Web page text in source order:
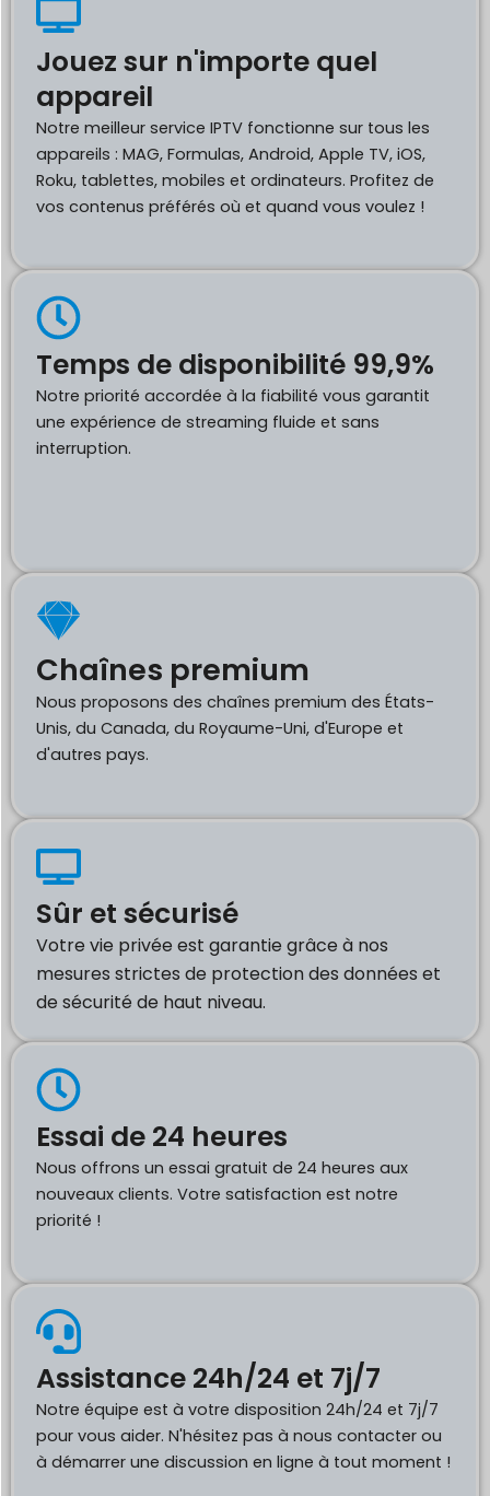
Jouez sur n'importe quel
appareil
Notre meilleur service IPTV fonctionne sur tous les
appareils : MAG, Formulas, Android, Apple TV, iOS,
Roku, tablettes, mobiles et ordinateurs. Profitez de
vos contenus préférés où et quand vous voulez !
Temps de disponibilité 99,9%
Notre priorité accordée à la fiabilité vous garantit
une expérience de streaming fluide et sans
interruption.
Chaînes premium
Nous proposons des chaînes premium des États-
Unis, du Canada, du Royaume-Uni, d'Europe et
d'autres pays.
Sûr et sécurisé
Votre vie privée est garantie grâce à nos
mesures strictes de protection des données et
de sécurité de haut niveau.
Essai de 24 heures
Nous offrons un essai gratuit de 24 heures aux
nouveaux clients. Votre satisfaction est notre
priorité !
Assistance 24h/24 et 7j/7
Notre équipe est à votre disposition 24h/24 et 7j/7
pour vous aider. N'hésitez pas à nous contacter ou
à démarrer une discussion en ligne à tout moment !